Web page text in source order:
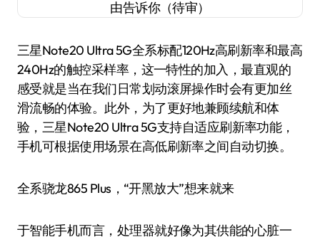
三星Note20 Ultra 5G全系标配120Hz高刷新率和最高
240Hz的触控采样率，这一特性的加入，最直观的
感受就是当在我们日常划动滚屏操作时会有更加丝
滑流畅的体验。此外，为了更好地兼顾续航和体
验，三星Note20 Ultra 5G支持自适应刷新率功能，
手机可根据使用场景在高低刷新率之间自动切换。
全系骁龙865 Plus，“开黑放大”想来就来
于智能手机而言，处理器就好像为其供能的心脏一